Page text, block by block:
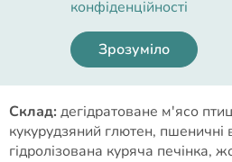
Склад: дегідратоване м'ясо
кукурудзяний глютен, пшеничні
гідролізована куряча печінка,
конфіденційності
Зрозуміло